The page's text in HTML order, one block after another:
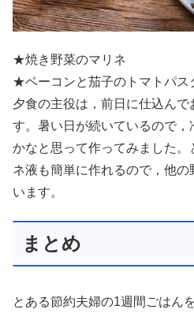
★焼き野菜のマリネ
★ベーコンと茄子のトマトパス
夕食の主役は，前日に仕込ん
す。暑い日が続いているので
かなと思って作ってみました。
ネ液も簡単に作れるので，他
います。
まとめ
とある節約夫婦の1週間ごはん